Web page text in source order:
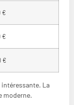
€
€
€
intéressante. La
moderne.